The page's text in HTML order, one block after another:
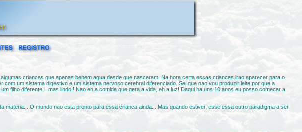
criancas que apenas bebem agua desde que nasceram. Na hora certa essas criancas irao aparecer para o
um sistema digestivo e um sistema nervoso cerebral diferenciado. Sei que nao vou produzir leite por que a
filho diferente... mas lindo!! Nao eh a comida que gera a vida, eh a luz! Daqui ha uns 10 anos eu posso comecar a
O mundo nao esta pronto para essa crianca ainda... Mas quando estiver, esse essa outro paradigma a ser